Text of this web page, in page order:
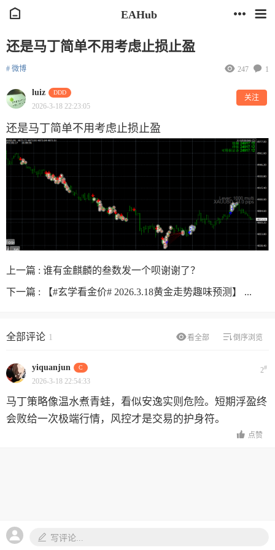
EAHub
还是马丁简单不用考虑止损止盈
# 微博 1
247
luiz DDD
2026-3-18 22:23:05
关注
还是马丁简单不用考虑止损止盈
上一篇 : 谁有金麒麟的叁数发一个呗谢谢了？
下一篇 : 【#玄学看金价# 2026.3.18黄金走势趣味预测】 ...
看全部 倒序浏览
全部评论 1
yiquanjun C 2#
2026-3-18 22:54:33
马丁策略像温水煮青蛙，看似安逸实则危险。短期浮盈终
会败给一次极端行情，风控才是交易的护身符。
点赞
写评论...